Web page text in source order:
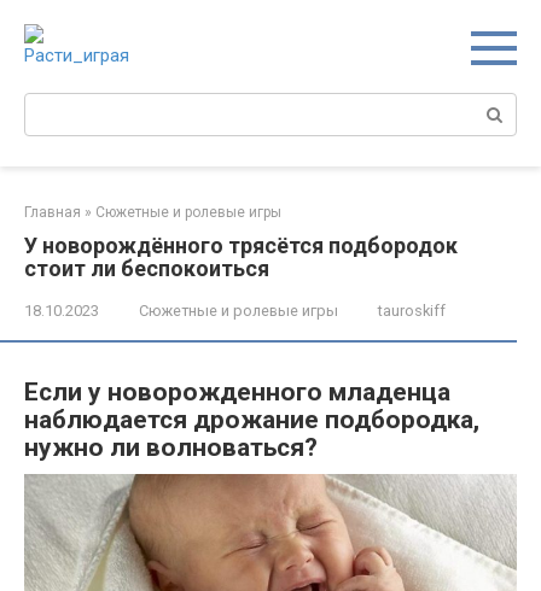
контенту
Поиск:
Главная » Сюжетные и ролевые игры
У новорождённого трясётся подбородок
стоит ли беспокоиться
18.10.2023 Сюжетные и ролевые игры tauroskiff
Если у новорожденного младенца
наблюдается дрожание подбородка,
нужно ли волноваться?